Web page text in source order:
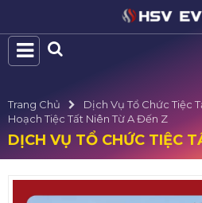
Trang Chủ Dịch Vụ Tổ Chức Tiệc
Hoạch Tiệc Tất Niên Từ A Đến Z
DỊCH VỤ TỔ CHỨC TIỆC